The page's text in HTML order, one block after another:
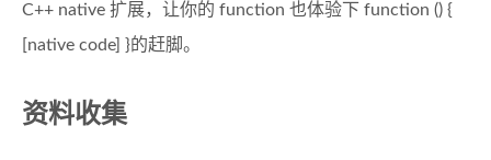
C++ native 扩展，让你的 function 也体验下 function () {
[native code] }的赶脚。
资料收集